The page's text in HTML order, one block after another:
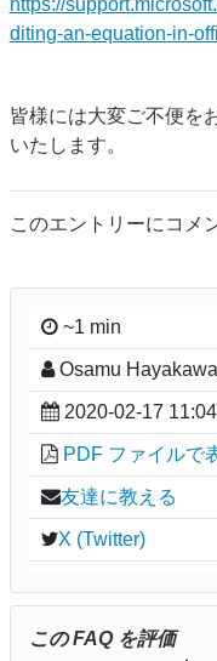
https://
diting-an-equation-in-
皆様には大変ご不便を
いたします。
このエントリーにコメ
~1 min
Osamu Hayakawa
2020-02-17 11:04
PDF ファイルで
友達に教える
X (Twitter)
この FAQ を評価